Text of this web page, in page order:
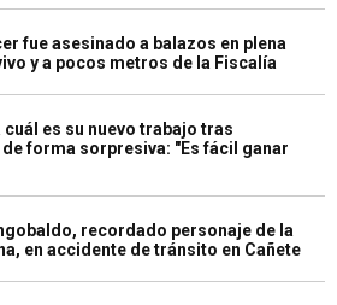
fue asesinado a balazos en plena
y a pocos metros de la Fiscalía
cuál es su nuevo trabajo tras
forma sorpresiva: "Es fácil ganar
recordado personaje de la
en accidente de tránsito en Cañete